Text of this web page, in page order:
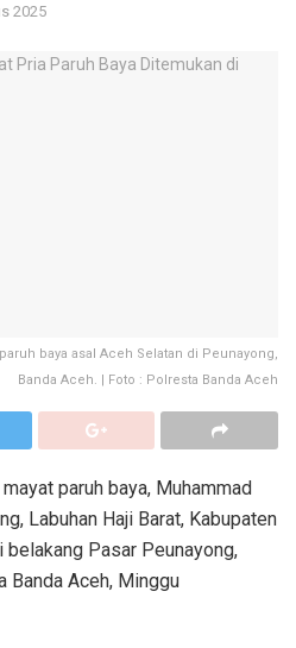
2025
baya asal Aceh Selatan di Peunayong,
Banda Aceh. | Foto : Polresta Banda Aceh
paruh baya, Muhammad
Labuhan Haji Barat, Kabupaten
Pasar Peunayong,
Banda Aceh, Minggu